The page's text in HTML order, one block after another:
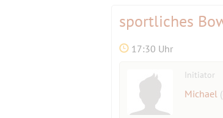
sportliches
17:30 Uhr
Initiator
Michael